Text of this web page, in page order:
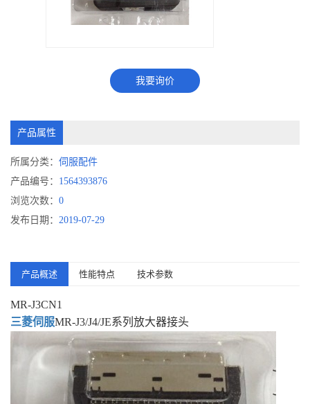
我要询价
产品属性
所属分类： 伺服配件
产品编号： 1564393876
浏览次数： 0
发布日期： 2019-07-29
产品概述 性能特点 技术参数
MR-J3CN1
三菱伺服MR-J3/J4/JE系列放大器接头